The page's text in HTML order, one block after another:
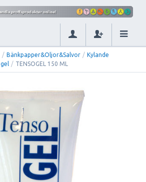
/ Bänkpapper&Oljor&Salvor / Kylande
gel / TENSOGEL 150 ML